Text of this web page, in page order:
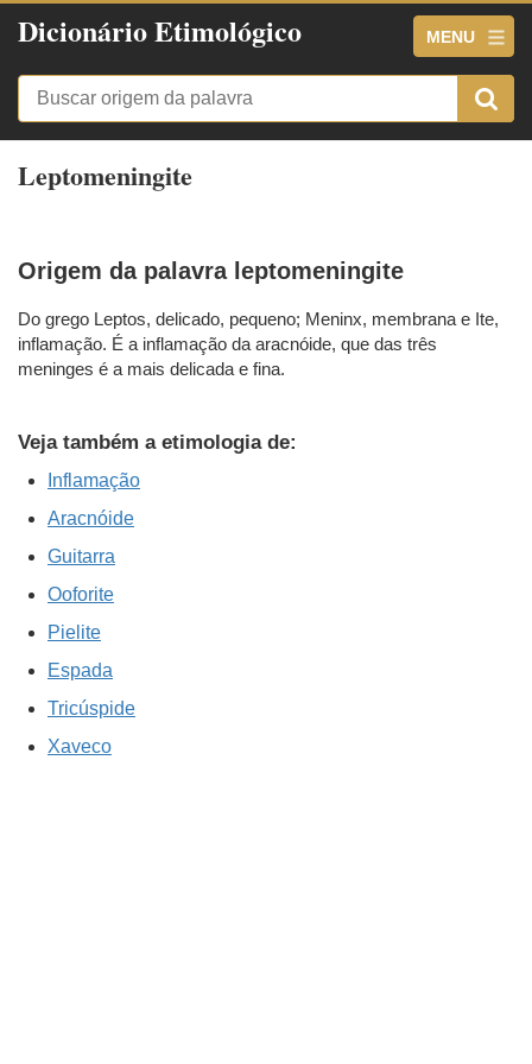
Dicionário Etimológico MENU
Leptomeningite
Origem da palavra leptomeningite
Do grego Leptos, delicado, pequeno; Meninx, membrana e Ite,
inflamação. É a inflamação da aracnóide, que das três
meninges é a mais delicada e fina.
Veja também a etimologia de:
Inflamação
Aracnóide
Guitarra
Ooforite
Pielite
Espada
Tricúspide
Xaveco